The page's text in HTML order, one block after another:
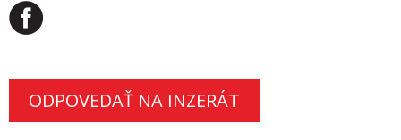
ODPOVEDAŤ NA INZERÁT